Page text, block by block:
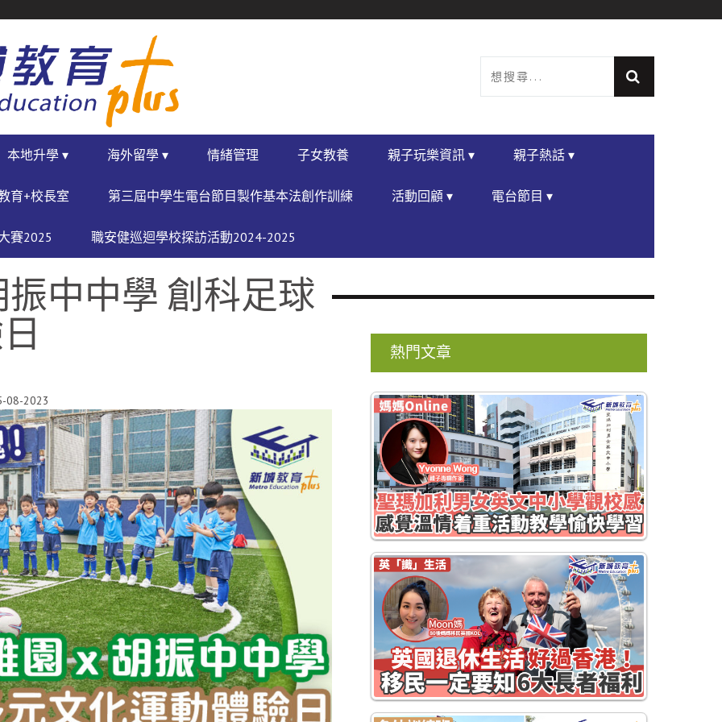
本地升學 ▾ 海外留學 ▾ 情緒管理 子女教養 親子玩樂資訊 ▾ 親子熱話 ▾
育+校長室 第三屆中學生電台節目製作基本法創作訓練 活動回顧 ▾ 電台節目 ▾
賽2025 職安健巡迴學校探訪活動2024-2025
中中學 創科足球
08-2023
熱門文章